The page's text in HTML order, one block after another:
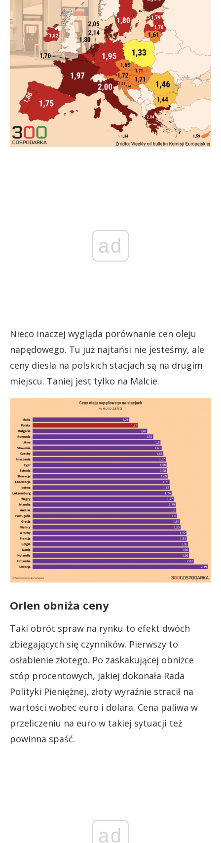
ad
Nieco inaczej wygląda porównanie cen oleju
napędowego. Tu już najtańsi nie jesteśmy, ale
ceny diesla na polskich stacjach są na drugim
miejscu. Taniej jest tylko na Malcie.
Orlen obniża ceny
Taki obrót spraw na rynku to efekt dwóch
zbiegających się czynników. Pierwszy to
osłabienie złotego. Po zaskakującej obniżce
stóp procentowych, jakiej dokonała Rada
Polityki Pieniężnej, złoty wyraźnie stracił na
wartości wobec euro i dolara. Cena paliwa w
przeliczeniu na euro w takiej sytuacji też
powinna spaść.
ad